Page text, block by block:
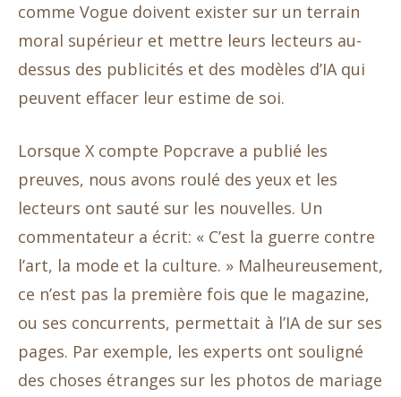
comme Vogue doivent exister sur un terrain
moral supérieur et mettre leurs lecteurs au-
dessus des publicités et des modèles d’IA qui
peuvent effacer leur estime de soi.
Lorsque X compte Popcrave a publié les
preuves, nous avons roulé des yeux et les
lecteurs ont sauté sur les nouvelles. Un
commentateur a écrit: « C’est la guerre contre
l’art, la mode et la culture. » Malheureusement,
ce n’est pas la première fois que le magazine,
ou ses concurrents, permettait à l’IA de sur ses
pages. Par exemple, les experts ont souligné
des choses étranges sur les photos de mariage